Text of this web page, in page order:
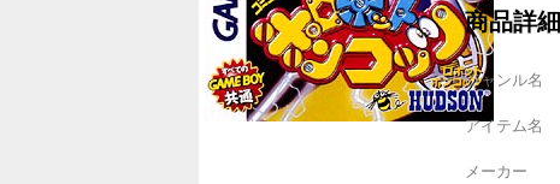
商品詳細
ジャンル名
アイテム名
メーカー